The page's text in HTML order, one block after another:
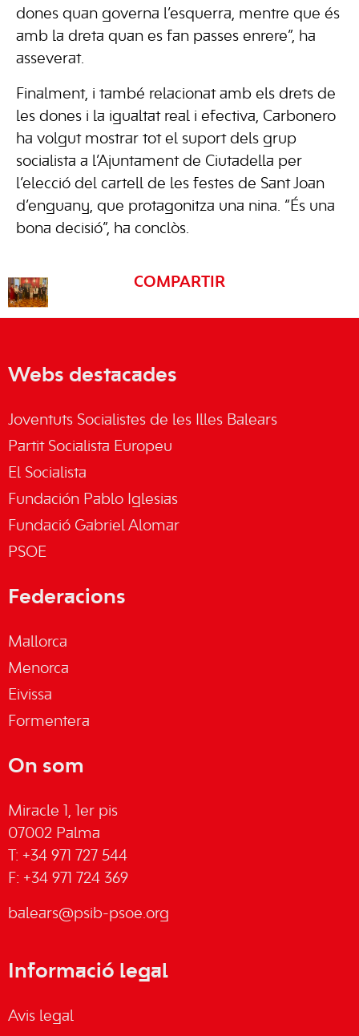
dones quan governa l’esquerra, mentre que és
amb la dreta quan es fan passes enrere”, ha
asseverat.
Finalment, i també relacionat amb els drets de
les dones i la igualtat real i efectiva, Carbonero
ha volgut mostrar tot el suport dels grup
socialista a l’Ajuntament de Ciutadella per
l’elecció del cartell de les festes de Sant Joan
d’enguany, que protagonitza una nina. “És una
bona decisió”, ha conclòs.
COMPARTIR
Webs destacades
Joventuts Socialistes de les Illes Balears
Partit Socialista Europeu
El Socialista
Fundación Pablo Iglesias
Fundació Gabriel Alomar
PSOE
Federacions
Mallorca
Menorca
Eivissa
Formentera
On som
Miracle 1, 1er pis
07002 Palma
T: +34 971 727 544
F: +34 971 724 369
balears@psib-psoe.org
Informació legal
Avis legal